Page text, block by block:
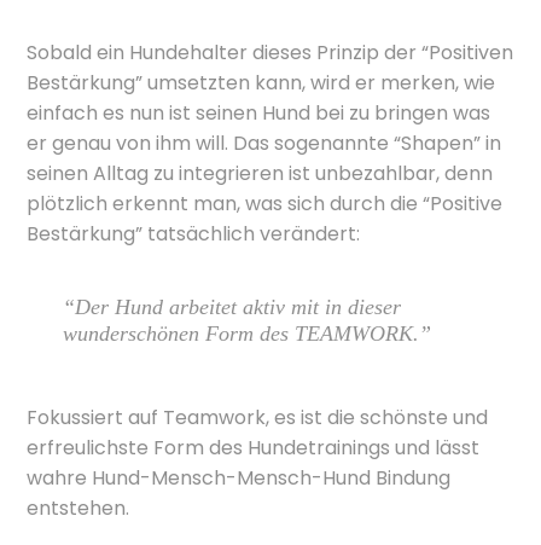
Sobald ein Hundehalter dieses Prinzip der “Positiven
Bestärkung” umsetzten kann, wird er merken, wie
einfach es nun ist seinen Hund bei zu bringen was
er genau von ihm will. Das sogenannte “Shapen” in
seinen Alltag zu integrieren ist unbezahlbar, denn
plötzlich erkennt man, was sich durch die “Positive
Bestärkung” tatsächlich verändert:
“Der Hund arbeitet aktiv mit in dieser
wunderschönen Form des TEAMWORK.”
Fokussiert auf Teamwork, es ist die schönste und
erfreulichste Form des Hundetrainings und lässt
wahre Hund-Mensch-Mensch-Hund Bindung
entstehen.